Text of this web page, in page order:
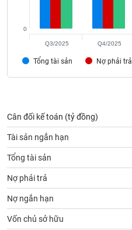
Tổng tài sản Nợ phải trả
0
Q3/2025 Q4/2025
Cân đối kế toán (tỷ đồng)
Tài sản ngắn hạn
Tổng tài sản
Nợ phải trả
Nợ ngắn hạn
Vốn chủ sở hữu
Đào
Sách
tài
chính
Công